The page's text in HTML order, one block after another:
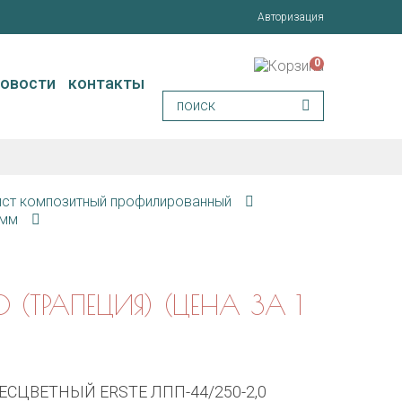
Авторизация
контакты
0
композитный профилированный
(ЦЕНА ЗА 1
ERSTE ЛПП-44/250-2,0